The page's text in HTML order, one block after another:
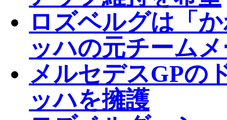
ロズベルグは「
ッハの元チーム
メルセデスGPの
ッハを擁護